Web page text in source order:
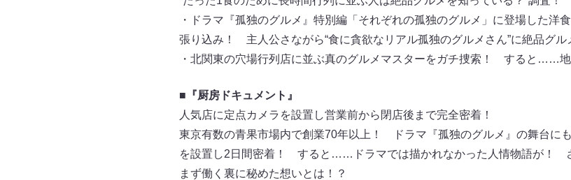
・ドラマ『孤独のグルメ』特別編「それぞれの孤独のグルメ」に登場した洋
張り込み！ 主人公さながら“食に貪欲なリアル孤独のグルメさん”に絶品グル
・北関東の穴場行列店に並ぶ真のグルメマスターをガチ捜索！ すると……地
■『厨房ドキュメント』
人気店に定点カメラを設置し営業前から閉店後まで完全密着！
東京有数の青果市場内で創業70年以上！ ドラマ『孤独のグルメ』の舞台に
を設置し2日間密着！ すると……ドラマでは描かれなかった人情物語が！
まず働く裏に秘めた想いとは！？